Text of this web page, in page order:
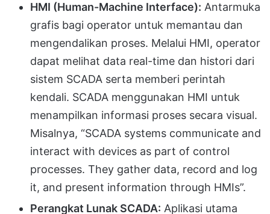
HMI (Human-Machine Interface): Antarmuka
grafis bagi operator untuk memantau dan
mengendalikan proses. Melalui HMI, operator
dapat melihat data real-time dan histori dari
sistem SCADA serta memberi perintah
kendali. SCADA menggunakan HMI untuk
menampilkan informasi proses secara visual.
Misalnya, “SCADA systems communicate and
interact with devices as part of control
processes. They gather data, record and log
it, and present information through HMIs”.
Perangkat Lunak SCADA: Aplikasi utama